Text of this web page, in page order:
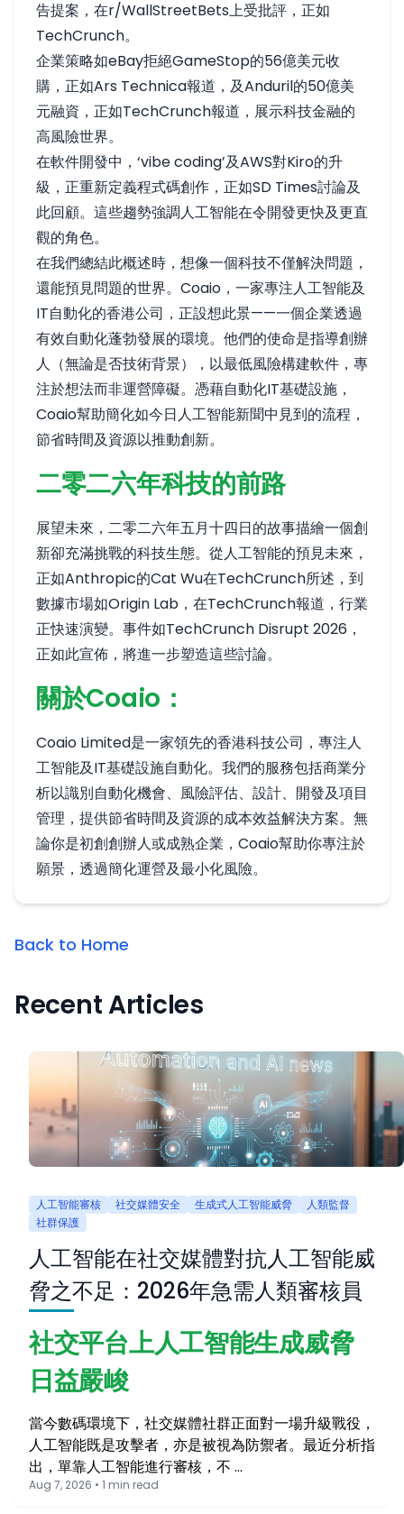
告提案，在r/WallStreetBets上受批評，正如
TechCrunch。
企業策略如eBay拒絕GameStop的56億美元收
購，正如Ars Technica報道 ，及Anduril的50億美
元融資，正如TechCrunch報道 ，展示科技金融的
高風險世界。
在軟件開發中，‘vibe coding’及AWS對Kiro的升
級，正重新定義程式碼創作，正如SD Times討論及
此回顧。這些趨勢強調人工智能在令開發更快及更直
觀的角色。
在我們總結此概述時，想像一個科技不僅解決問題，
還能預見問題的世界。Coaio，一家專注人工智能及
IT自動化的香港公司，正設想此景——一個企業透過
有效自動化蓬勃發展的環境。他們的使命是指導創辦
人（無論是否技術背景），以最低風險構建軟件，專
注於想法而非運營障礙。憑藉自動化IT基礎設施，
Coaio幫助簡化如今日人工智能新聞中見到的流程，
節省時間及資源以推動創新。
二零二六年科技的前路
展望未來，二零二六年五月十四日的故事描繪一個創
新卻充滿挑戰的科技生態。從人工智能的預見未來，
正如Anthropic的Cat Wu在TechCrunch所述，到
數據市場如Origin Lab，在TechCrunch報道，行業
正快速演變。事件如TechCrunch Disrupt 2026，
正如此宣佈，將進一步塑造這些討論。
關於Coaio：
Coaio Limited是一家領先的香港科技公司，專注人
工智能及IT基礎設施自動化。我們的服務包括商業分
析以識別自動化機會、風險評估、設計、開發及項目
管理，提供節省時間及資源的成本效益解決方案。無
論你是初創創辦人或成熟企業，Coaio幫助你專注於
願景，透過簡化運營及最小化風險。
Back to Home
Recent Articles
人工智能審核 社交媒體安全 生成式人工智能威脅
人類監督
社群保護
人工智能在社交媒體對抗人工智能威
脅之不足：2026年急需人類審核員
社交平台上人工智能生成威脅
日益嚴峻
當今數碼環境下，社交媒體社群正面對一場升級戰役，
人工智能既是攻擊者，亦是被視為防禦者。最近分析指
出，單靠人工智能進行審核，不 …
Aug 7, 2026 • 1 min read